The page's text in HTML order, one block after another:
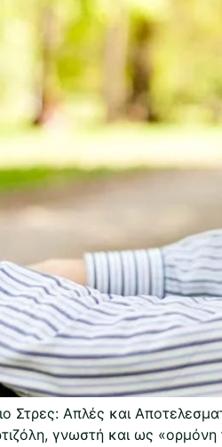
Στρες: Απλές και
γνωστή και ως «ορμόνη